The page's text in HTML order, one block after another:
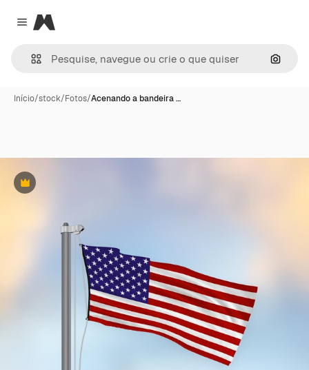
Close menu
Magnific
Início/stock/Fotos/Acenando a bandeira …
Premium